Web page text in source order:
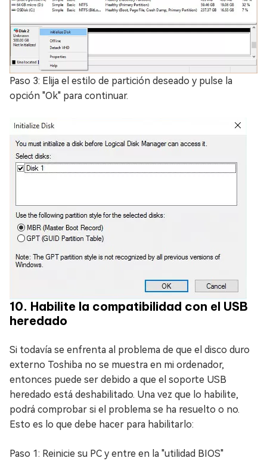
Paso 3: Elija el estilo de partición deseado y pulse la
opción "Ok" para continuar.
10. Habilite la compatibilidad con el USB
heredado
Si todavía se enfrenta al problema de que el disco duro
externo Toshiba no se muestra en mi ordenador,
entonces puede ser debido a que el soporte USB
heredado está deshabilitado. Una vez que lo habilite,
podrá comprobar si el problema se ha resuelto o no.
Esto es lo que debe hacer para habilitarlo:
Paso 1: Reinicie su PC y entre en la "utilidad BIOS"